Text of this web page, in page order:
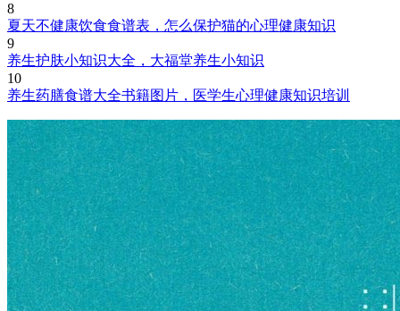
8
夏天不健康饮食食谱表，怎么保护猫的心理健康知识
9
养生护肤小知识大全，大福堂养生小知识
10
养生药膳食谱大全书籍图片，医学生心理健康知识培训